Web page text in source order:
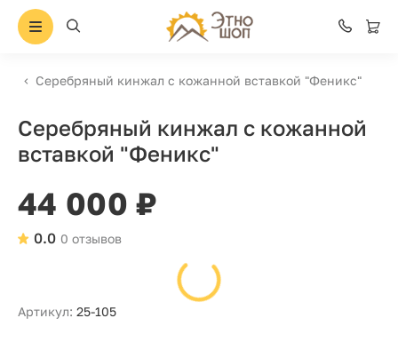
Серебряный кинжал с кожанной вставкой "Феникс"
Серебряный кинжал с кожанной
вставкой "Феникс"
44 000 ₽
0 отзывов
0.0
Артикул: 25-105